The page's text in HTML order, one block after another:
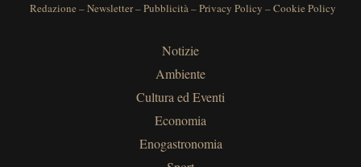
Redazione –Newsletter–Pubblicità–Privacy Policy –Cookie Policy
Notizie
Ambiente
Cultura ed Eventi
Economia
Enogastronomia